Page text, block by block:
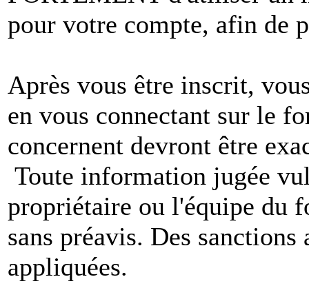
pour votre compte, afin de
Après vous être inscrit,
en vous connectant sur le
concernent devront être
Toute information jugée
propriétaire ou l'équipe du
sans préavis. Des
appliquées.